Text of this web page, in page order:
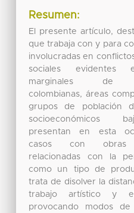
Resumen:
El presente artículo,
que trabaja con y para
involucradas en
sociales evidentes
marginales de
colombianas, áreas
grupos de población
socioeconómicos
presentan en esta
casos con obras
relacionadas con la
como un tipo de
trata de disolver la
trabajo artístico y
provocando modos de